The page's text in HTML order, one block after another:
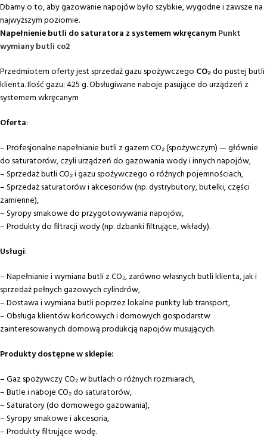
Dbamy o to, aby gazowanie napojów było szybkie, wygodne i zawsze na
najwyższym poziomie.
Napełnienie butli do saturatora z systemem wkręcanymPunkt
wymiany butli co2
Przedmiotem oferty jest sprzedaż gazu spożywczego CO₂do pustej butli
klienta. Ilość gazu: 425 g. Obsługiwane naboje pasujące do urządzeń z
systemem wkręcanym
Oferta:
– Profesjonalne napełnianie butli z gazem CO₂ (spożywczym) — głównie
do saturatorów, czyli urządzeń do gazowania wody i innych napojów,
– Sprzedaż butli CO₂ i gazu spożywczego o różnych pojemnościach,
– Sprzedaż saturatorów i akcesoriów (np. dystrybutory, butelki, części
zamienne),
– Syropy smakowe do przygotowywania napojów,
– Produkty do filtracji wody (np. dzbanki filtrujące, wkłady).
Usługi:
– Napełnianie i wymiana butli z CO₂, zarówno własnych butli klienta, jak i
sprzedaż pełnych gazowych cylindrów,
– Dostawa i wymiana butli poprzez lokalne punkty lub transport,
– Obsługa klientów końcowych i domowych gospodarstw
zainteresowanych domową produkcją napojów musujących.
Produkty dostępne w sklepie:
– Gaz spożywczy CO₂ w butlach o różnych rozmiarach,
– Butle i naboje CO₂ do saturatorów,
– Saturatory (do domowego gazowania),
– Syropy smakowe i akcesoria,
– Produkty filtrujące wodę.